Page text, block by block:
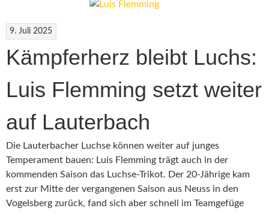
9. Juli 2025
Kämpferherz bleibt Luchs:
Luis Flemming setzt weiter
auf Lauterbach
Die Lauterbacher Luchse können weiter auf junges
Temperament bauen: Luis Flemming trägt auch in der
kommenden Saison das Luchse-Trikot. Der 20-Jährige kam
erst zur Mitte der vergangenen Saison aus Neuss in den
Vogelsberg zurück, fand sich aber schnell im Teamgefüge